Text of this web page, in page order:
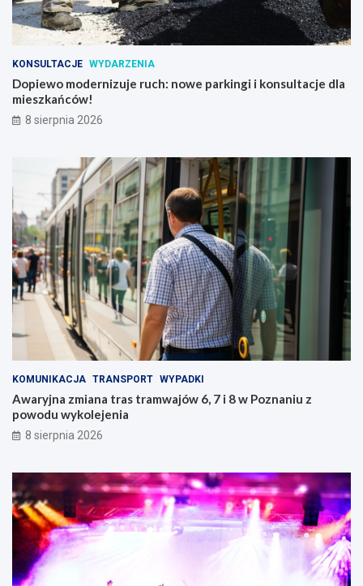
KONSULTACJE WYDARZENIA
Dopiewo modernizuje ruch: nowe parkingi i konsultacje dla
mieszkańców!
8 sierpnia 2026
KOMUNIKACJA TRANSPORT WYPADKI
Awaryjna zmiana tras tramwajów 6, 7 i 8 w Poznaniu z
powodu wykolejenia
8 sierpnia 2026